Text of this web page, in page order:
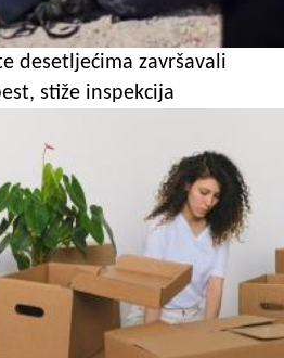
desetljećima završavali
stiže inspekcija